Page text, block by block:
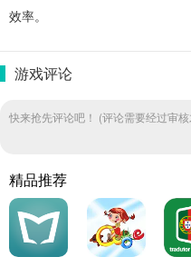
效率。
游戏评论
快来抢先评论吧！ (评论需要经过审
精品推荐